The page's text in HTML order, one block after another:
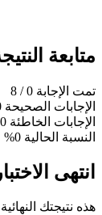
متابعة
تمت الإجابة 0
/ 8
الإجابات الصحيحة 0
الإجابات الخاطئة 0
النسبة الحالية 0%
انتهى الاختبار
هذه نتيجتك